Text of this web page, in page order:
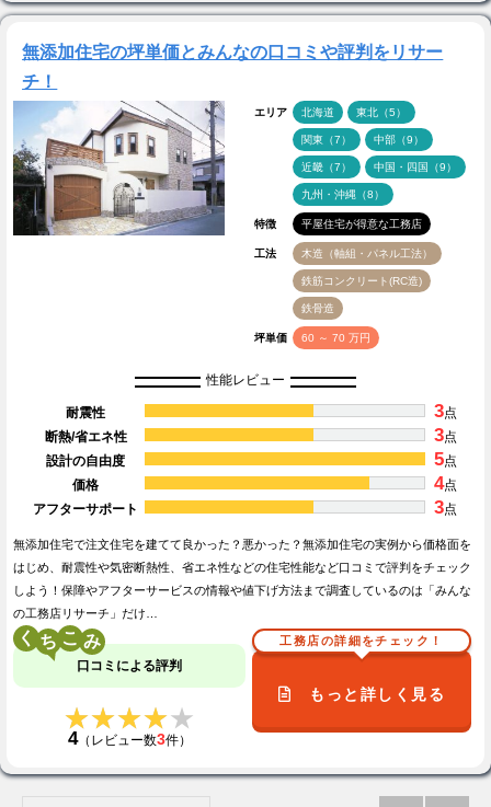
無添加住宅の坪単価とみんなの口コミや評判をリサー
チ！
エリア 北海道 東北（5）
関東（7） 中部（9）
近畿（7） 中国・四国（9）
九州・沖縄（8）
特徴 平屋住宅が得意な工務店
工法 木造（軸組・パネル工法）
鉄筋コンクリート(RC造)
鉄骨造
坪単価 60 ～ 70 万円
性能レビュー
耐震性 3点
断熱/省エネ性
3点
設計の自由度
5点
価格
4点
アフターサポート
3点
無添加住宅で注文住宅を建てて良かった？悪かった？無添加住宅の実例から価格面を
はじめ、耐震性や気密断熱性、省エネ性などの住宅性能など口コミで評判をチェック
しよう！保障やアフターサービスの情報や値下げ方法まで調査しているのは「みんな
の工務店リサーチ」だけ…
く こ
口コミによる評判
★★★★★
★★★★★
4（レビュー数3件）
工務店の詳細をチェック！
もっと詳しく見る